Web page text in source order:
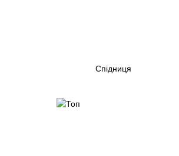
Спідниця